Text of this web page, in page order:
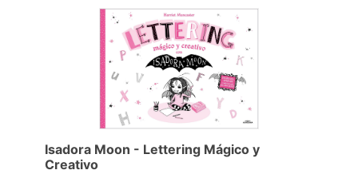
Isadora Moon - Lettering Mágico y
Creativo